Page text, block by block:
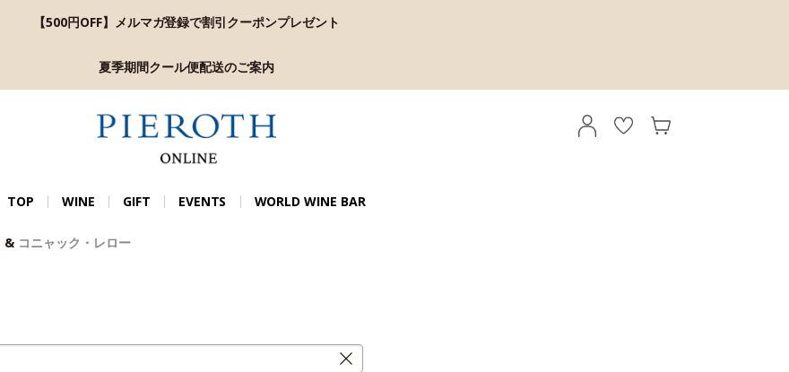
【500円OFF】メルマガ登録で割引クーポンプレゼント
夏季期間クール便配送のご案内
TOP WINE GIFT EVENTS WORLD WINE BAR
& コニャック・レロー